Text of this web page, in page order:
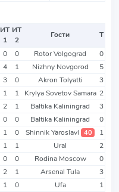
ИТ
1
ИТ
2
Гости Т
0 0 Rotor Volgograd 0
4 1 Nizhny Novgorod 5
3 0 Akron Tolyatti 3
1 1 Krylya Sovetov Samara 2
2 1 Baltika Kaliningrad 3
0 0 Baltika Kaliningrad 0
1 0 Shinnik Yaroslavl 40 1
1 1 Ural 2
0 0 Rodina Moscow 0
2 1 Arsenal Tula 3
1 0 Ufa 1